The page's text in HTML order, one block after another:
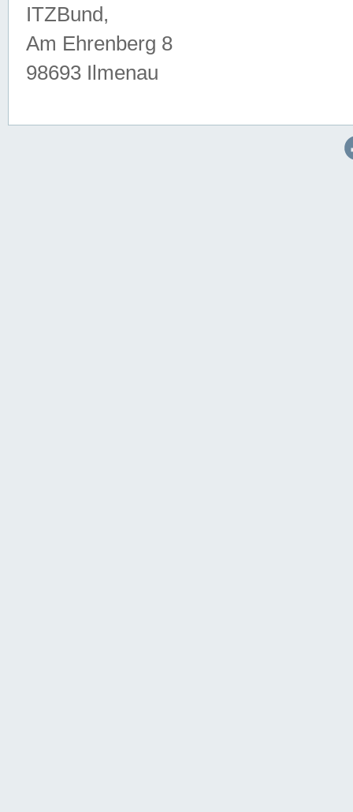
ITZBund,
Am Ehrenberg 8
98693 Ilmenau